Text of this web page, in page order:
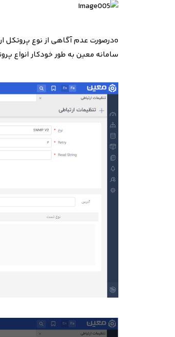
oدرصورت عدم آگاهی از نوع پروتکل
سامانه معین به طور خودکار انواع